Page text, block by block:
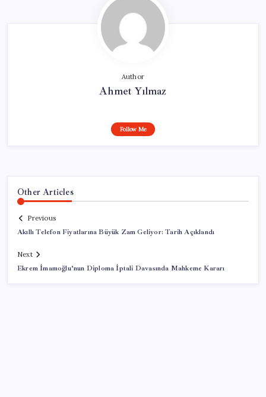
Author
Ahmet Yılmaz
Follow Me
Other Articles
Previous
Akıllı Telefon Fiyatlarına Büyük Zam Geliyor: Tarih Açıklandı
Next
Ekrem İmamoğlu’nun Diploma İptali Davasında Mahkeme Kararı